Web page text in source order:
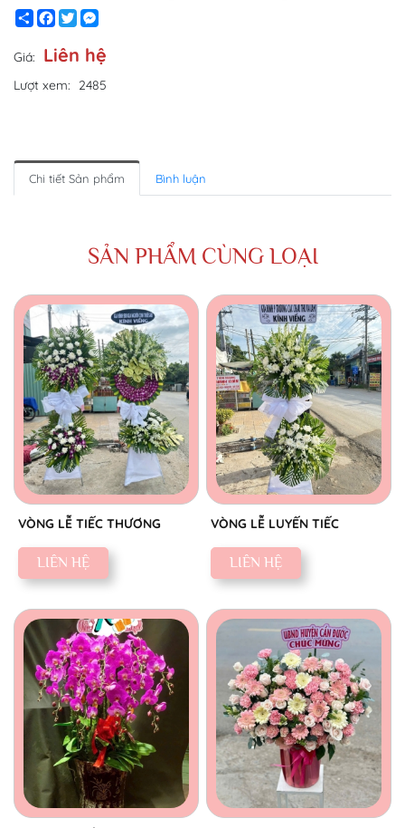
ShareFacebook
Twitter
Giá: Liên hệ
Lượt xem: 2485
Chi tiết Sản phẩm Bình luận
SẢN PHẨM CÙNG LOẠI
VÒNG LỄ TIẾC THƯƠNG
LIÊN HỆ
VÒNG LỄ LUYẾN TIẾC
LIÊN HỆ